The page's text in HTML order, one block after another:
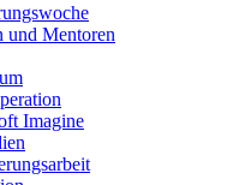
und Mentoren
Imagine